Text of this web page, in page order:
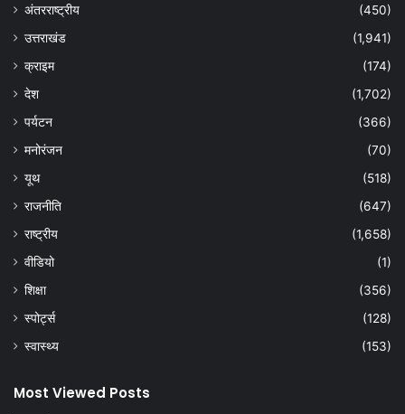
अंतरराष्ट्रीय
(450)
उत्तराखंड
(1,941)
क्राइम
(174)
देश
(1,702)
पर्यटन
(366)
मनोरंजन
(70)
यूथ
(518)
राजनीति
(647)
राष्ट्रीय
(1,658)
वीडियो
(1)
शिक्षा
(356)
स्पोर्ट्स
(128)
स्वास्थ्य
(153)
Most Viewed Posts